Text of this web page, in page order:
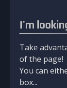
I'm
Take
of the page!
You can
box...